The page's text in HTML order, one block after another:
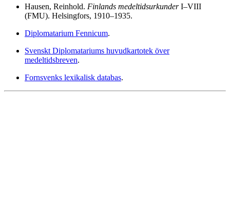
Hausen, Reinhold. Finlands medeltidsurkunderI–VIII
(FMU). Helsingfors, 1910–1935.
Diplomatarium Fennicum.
Svenskt Diplomatariums huvudkartotek över
medeltidsbreven.
Fornsvenks lexikalisk databas.